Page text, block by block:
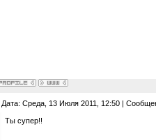
Дата: Среда, 13 Июля 2011, 12:50 |
Ты супер!!